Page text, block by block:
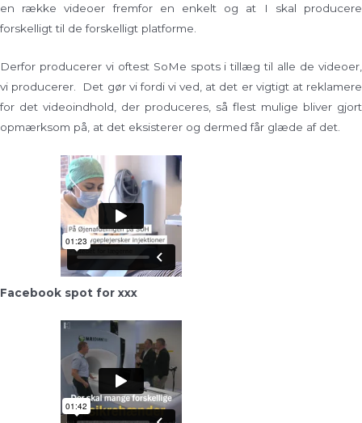
en række videoer fremfor en enkelt og at I skal producere
forskelligt til de forskelligt platforme.
Derfor producerer vi oftest SoMe spots i tillæg til alle de videoer,
vi producerer. Det gør vi fordi vi ved, at det er vigtigt at reklamere
for det videoindhold, der produceres, så flest mulige bliver gjort
opmærksom på, at det eksisterer og dermed får glæde af det.
Facebook spot for xxx